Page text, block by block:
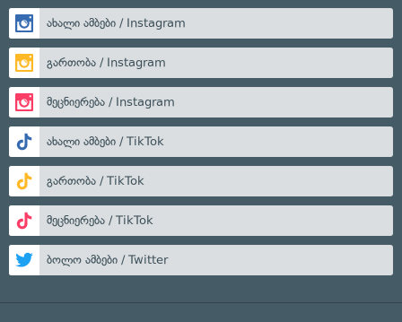
ახალი ამბები / Instagram
გართობა / Instagram
მეცნიერება / Instagram
ახალი ამბები / TikTok
გართობა / TikTok
მეცნიერება / TikTok
ბოლო ამბები / Twitter